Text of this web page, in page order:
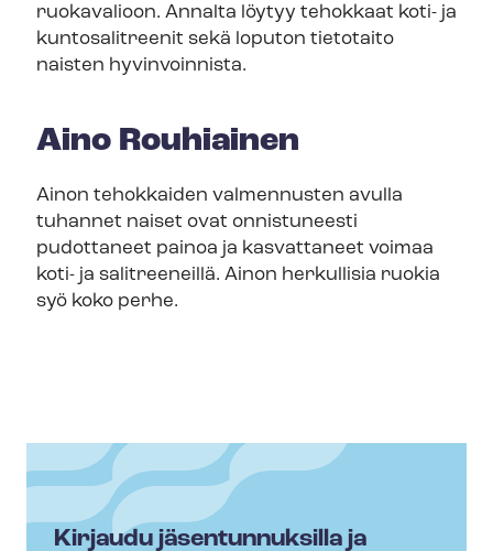
ruokavalioon. Annalta löytyy tehokkaat koti- ja
kuntosalitreenit sekä loputon tietotaito
naisten hyvinvoinnista.
Aino Rouhiainen
Ainon tehokkaiden valmennusten avulla
tuhannet naiset ovat onnistuneesti
pudottaneet painoa ja kasvattaneet voimaa
koti- ja salitreeneillä. Ainon herkullisia ruokia
syö koko perhe.
Kirjaudu jäsentunnuksilla ja